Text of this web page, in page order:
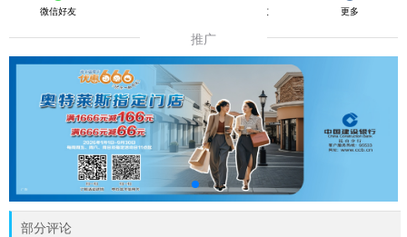
微信好友 QQ好友 更多
推广
部分评论